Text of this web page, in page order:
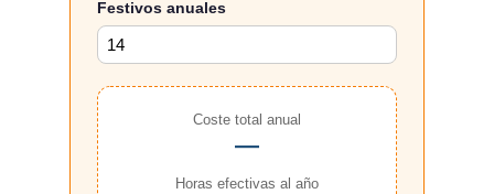
Festivos anuales
Coste total anual
—
Horas efectivas al año